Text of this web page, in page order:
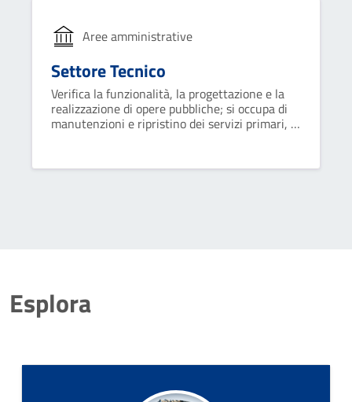
Aree amministrative
Settore Tecnico
Verifica la funzionalità, la progettazione e la
realizzazione di opere pubbliche; si occupa di
manutenzioni e ripristino dei servizi primari, di
parte dei privati.
Esplora